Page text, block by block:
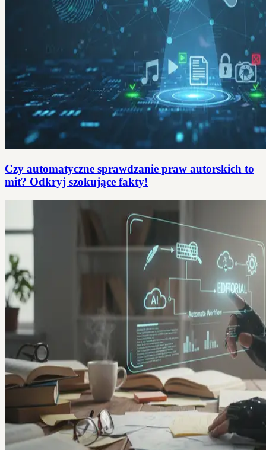
Czy automatyczne sprawdzanie praw autorskich to
mit? Odkryj szokujące fakty!